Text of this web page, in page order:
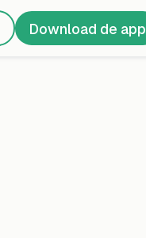
Download de app